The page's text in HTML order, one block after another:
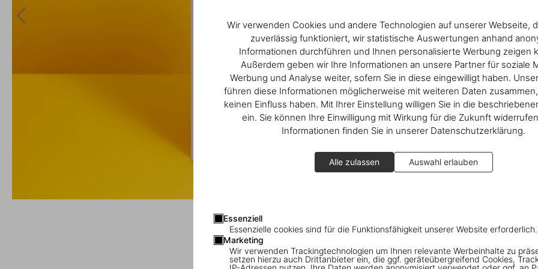
Wir verwenden Cookies und andere Technologien auf unserer Webseite,
zuverlässig funktioniert, wir statistische Auswertungen anhand
Informationen durchführen und Ihnen personalisierte Werbung zeigen
Außerdem geben wir Ihre Informationen an unsere Partner für soziale
Werbung und Analyse weiter, sofern Sie in diese eingewilligt haben.
führen diese Informationen möglicherweise mit weiteren Daten
keinen Einfluss haben. Mit Ihrer Einstellung willigen Sie in die
ein. Sie können Ihre Einwilligung mit Wirkung für die Zukunft
Informationen finden Sie in unserer Datenschutzerklärung.
Alle zulassen Auswahl erlauben
Essenziell
Essenzielle cookies sind für die Funktionsfähigkeit unserer Website erforderlich.
Marketing
Wir verwenden Trackingtechnologien um Ihnen relevante Werbeinhalte zu
setzen hierzu auch Drittanbieter ein, die ggf. geräteübergreifend Cookies,